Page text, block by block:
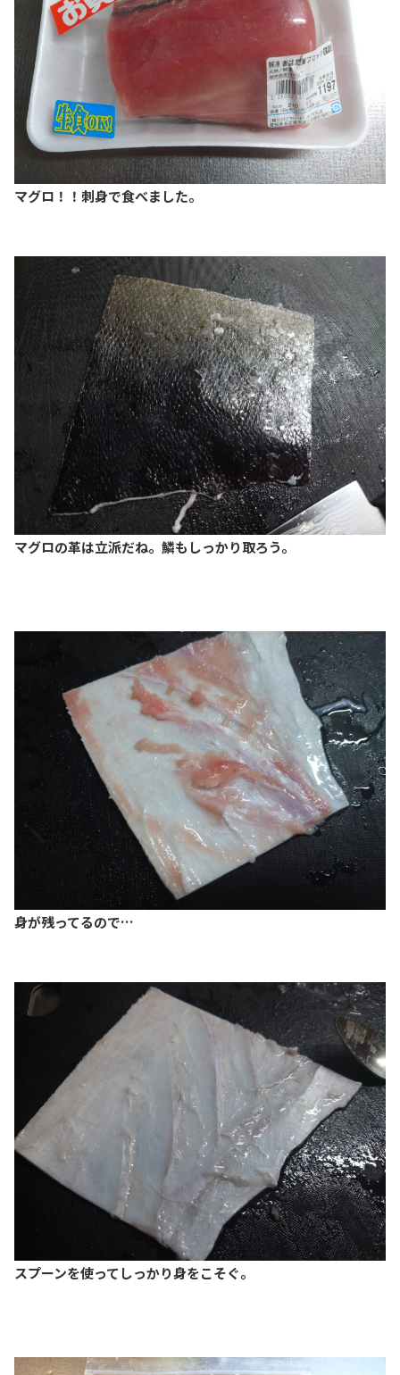
マグロ！！刺身で食べました。
マグロの革は立派だね。鱗もしっかり取ろう。
身が残ってるので…
スプーンを使ってしっかり身をこそぐ。